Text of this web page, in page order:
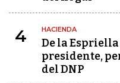
4 HACIENDA
De la
presidente,
del DNP